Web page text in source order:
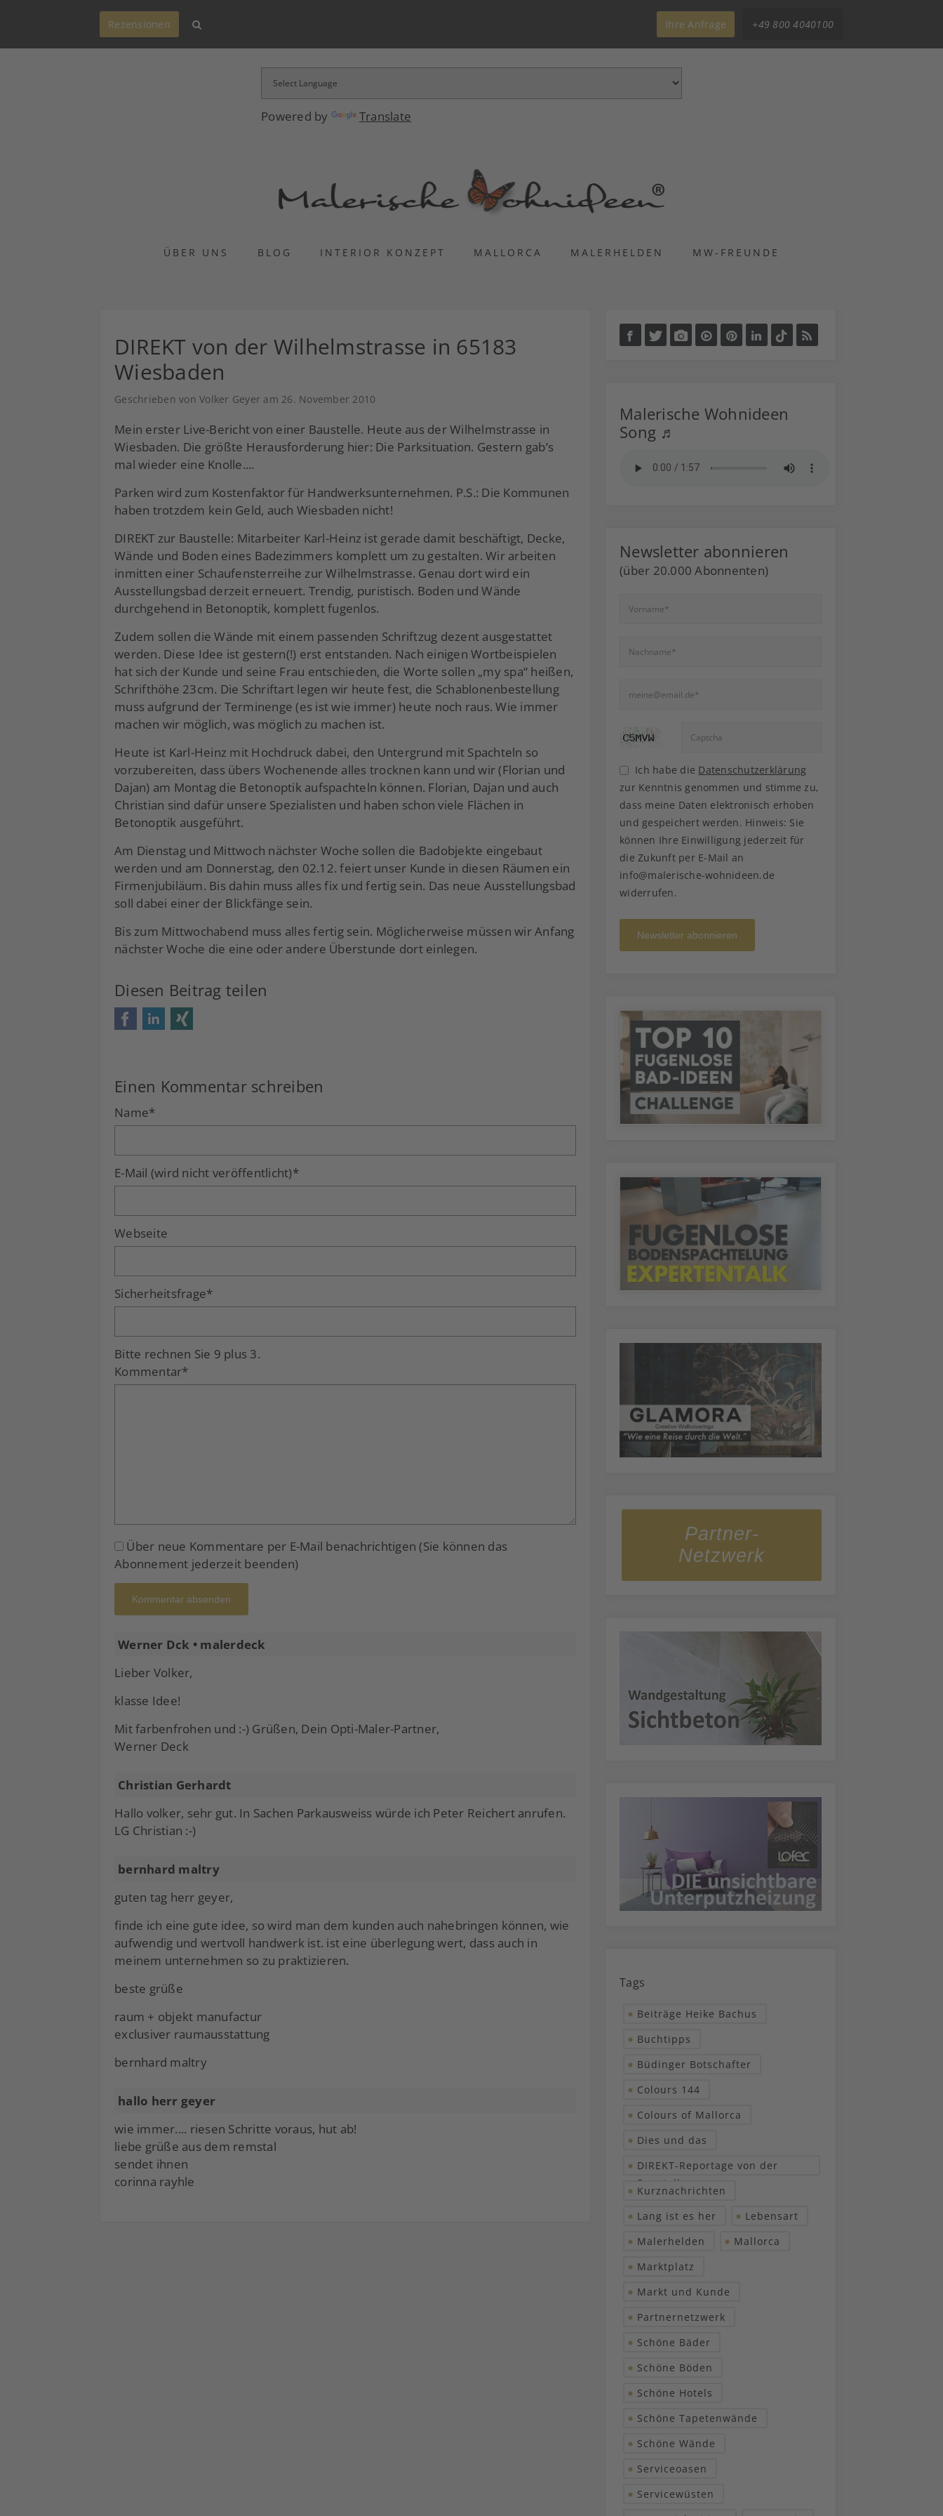
Powered by Translate
Rezensionen Ihre Anfrage +49 800 4040100
ÜBER UNS BLOG INTERIOR KONZEPT MALLORCA MALERHELDEN MW-FREUNDE
DIREKT von der Wilhelmstrasse in 65183
Wiesbaden
Geschrieben von Volker Geyer am 26. November 2010
Mein erster Live-Bericht von einer Baustelle. Heute aus der Wilhelmstrasse in
Wiesbaden. Die größte Herausforderung hier: Die Parksituation. Gestern gab’s
mal wieder eine Knolle....
Parken wird zum Kostenfaktor für Handwerksunternehmen. P.S.: Die Kommunen
haben trotzdem kein Geld, auch Wiesbaden nicht!
DIREKT zur Baustelle: Mitarbeiter Karl-Heinz ist gerade damit beschäftigt, Decke,
Wände und Boden eines Badezimmers komplett um zu gestalten. Wir arbeiten
inmitten einer Schaufensterreihe zur Wilhelmstrasse. Genau dort wird ein
Ausstellungsbad derzeit erneuert. Trendig, puristisch. Boden und Wände
durchgehend in Betonoptik, komplett fugenlos.
Zudem sollen die Wände mit einem passenden Schriftzug dezent ausgestattet
werden. Diese Idee ist gestern(!) erst entstanden. Nach einigen Wortbeispielen
hat sich der Kunde und seine Frau entschieden, die Worte sollen „my spa“ heißen,
Schrifthöhe 23cm. Die Schriftart legen wir heute fest, die Schablonenbestellung
muss aufgrund der Terminenge (es ist wie immer) heute noch raus. Wie immer
machen wir möglich, was möglich zu machen ist.
Heute ist Karl-Heinz mit Hochdruck dabei, den Untergrund mit Spachteln so
vorzubereiten, dass übers Wochenende alles trocknen kann und wir (Florian und
Dajan) am Montag die Betonoptik aufspachteln können. Florian, Dajan und auch
Christian sind dafür unsere Spezialisten und haben schon viele Flächen in
Betonoptik ausgeführt.
Am Dienstag und Mittwoch nächster Woche sollen die Badobjekte eingebaut
werden und am Donnerstag, den 02.12. feiert unser Kunde in diesen Räumen ein
Firmenjubiläum. Bis dahin muss alles fix und fertig sein. Das neue Ausstellungsbad
soll dabei einer der Blickfänge sein.
Bis zum Mittwochabend muss alles fertig sein. Möglicherweise müssen wir Anfang
nächster Woche die eine oder andere Überstunde dort einlegen.
Diesen Beitrag teilen
FacebookLinkedIn
Einen Kommentar schreiben
Name*
E-Mail (wird nicht veröffentlicht)*
Webseite
Sicherheitsfrage*
Bitte rechnen Sie 9 plus 3.
Kommentar*
Über neue Kommentare per E-Mail benachrichtigen (Sie können das
Abonnement jederzeit beenden)
Kommentar absenden
Werner Dck • malerdeck
Lieber Volker,
klasse Idee!
Mit farbenfrohen und :-) Grüßen, Dein Opti-Maler-Partner,
Werner Deck
Christian Gerhardt
Hallo volker, sehr gut. In Sachen Parkausweiss würde ich Peter Reichert anrufen.
LG Christian :-)
bernhard maltry
guten tag herr geyer,
finde ich eine gute idee, so wird man dem kunden auch nahebringen können, wie
aufwendig und wertvoll handwerk ist. ist eine überlegung wert, dass auch in
meinem unternehmen so zu praktizieren.
beste grüße
raum + objekt manufactur
exclusiver raumausstattung
bernhard maltry
hallo herr geyer
wie immer.... riesen Schritte voraus, hut ab!
liebe grüße aus dem remstal
sendet ihnen
corinna rayhle
Malerische Wohnideen
Song ♬
Newsletter abonnieren
(über 20.000 Abonnenten)
Ich habe die Datenschutzerklärung
zur Kenntnis genommen und stimme zu,
dass meine Daten elektronisch erhoben
und gespeichert werden. Hinweis: Sie
können Ihre Einwilligung jederzeit für
die Zukunft per E-Mail an
info@malerische-wohnideen.de
widerrufen.
Partner-
Netzwerk
Tags
Beiträge Heike Bachus
Buchtipps
Büdinger Botschafter
Colours 144
Colours of Mallorca
Dies und das
DIREKT-Reportage von der
Baustelle
Kurznachrichten
Lang ist es her
Lebensart
Malerhelden
Mallorca
Marktplatz
Markt und Kunde
Partnernetzwerk
Schöne Bäder
Schöne Böden
Schöne Hotels
Schöne Tapetenwände
Schöne Wände
Serviceoasen
Servicewüsten